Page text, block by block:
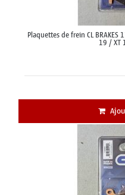
Plaquettes de frein CL BRAKES
19 / XT